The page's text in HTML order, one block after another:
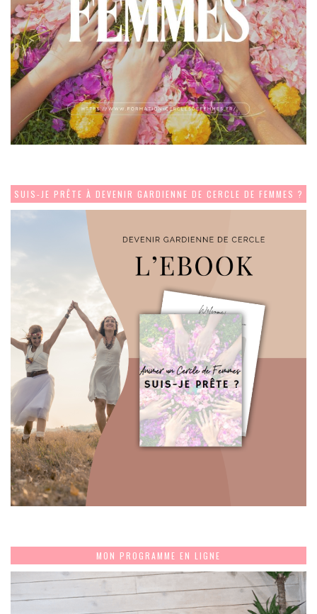
SUIS-JE PRÊTE À DEVENIR GARDIENNE DE CERCLE DE FEMMES ?
MON PROGRAMME EN LIGNE